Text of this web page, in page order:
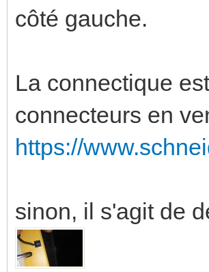
côté gauche.
La connectique
connecteurs en
https://
sinon, il s'agit de